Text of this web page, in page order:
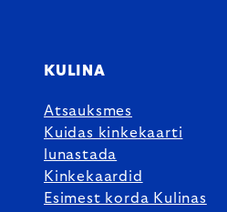
KULINA
Atsauksmes
Kuidas kinkekaarti
lunastada
Kinkekaardid
Esimest korda Kulinas